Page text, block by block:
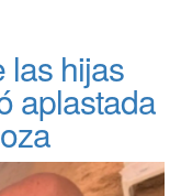
las hijas
aplastada